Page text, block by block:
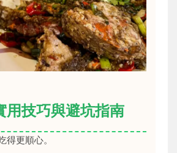
用技巧與避坑指南
得更順心。